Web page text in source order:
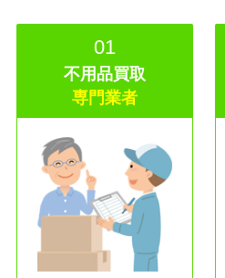
01
不用品買取
専門業者